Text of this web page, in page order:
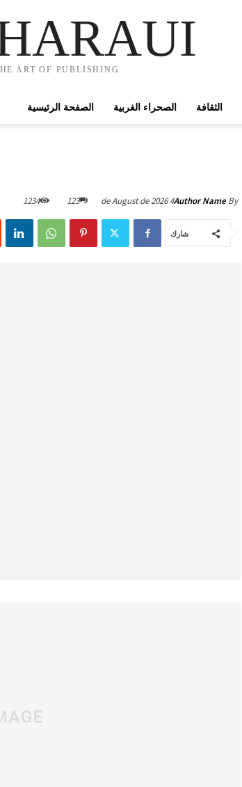
ART OF PUBLISHING
الصفحة الرئيسية الصحراء الغربية الثقافة
By
Author Name
4 de August de 2026
123
1234
شارك